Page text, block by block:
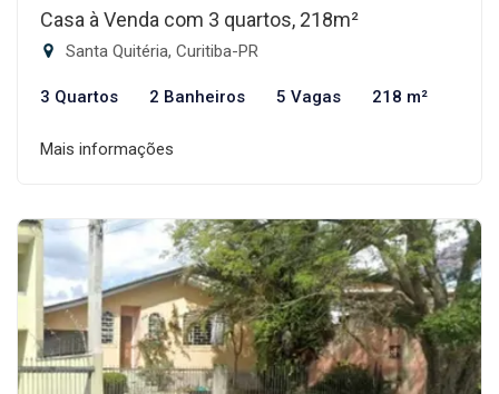
Casa à Venda com 3 quartos, 218m²
Santa Quitéria, Curitiba-PR
3 Quartos 2 Banheiros 5 Vagas 218 m²
Mais informações